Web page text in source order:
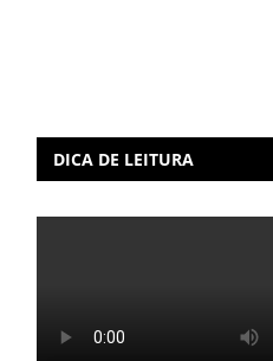
DICA DE LEITURA